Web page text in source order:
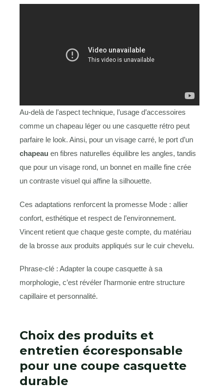
Au-delà de l’aspect technique, l’usage d’accessoires
comme un chapeau léger ou une casquette rétro peut
parfaire le look. Ainsi, pour un visage carré, le port d’un
chapeau en fibres naturelles équilibre les angles, tandis
que pour un visage rond, un bonnet en maille fine crée
un contraste visuel qui affine la silhouette.
Ces adaptations renforcent la promesse Mode : allier
confort, esthétique et respect de l’environnement.
Vincent retient que chaque geste compte, du matériau
de la brosse aux produits appliqués sur le cuir chevelu.
Phrase-clé : Adapter la coupe casquette à sa
morphologie, c’est révéler l’harmonie entre structure
capillaire et personnalité.
Choix des produits et
entretien écoresponsable
pour une coupe casquette
durable